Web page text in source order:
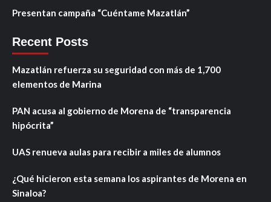
Presentan campaña “Cuéntame Mazatlán”
Recent Posts
Mazatlán refuerza su seguridad con más de 1,700
elementos de Marina
PAN acusa al gobierno de Morena de “transparencia
hipócrita”
UAS renueva aulas para recibir a miles de alumnos
¿Qué hicieron esta semana los aspirantes de Morena en
Sinaloa?